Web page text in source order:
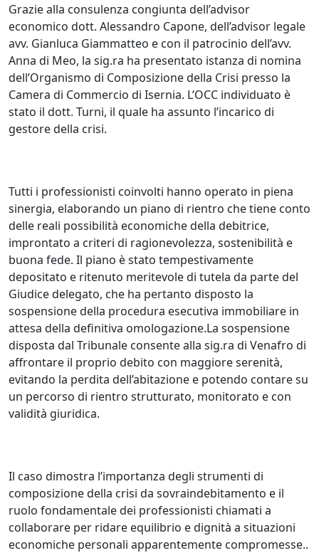
Grazie alla consulenza congiunta dell’advisor
economico dott. Alessandro Capone, dell’advisor legale
avv. Gianluca Giammatteo e con il patrocinio dell’avv.
Anna di Meo, la sig.ra ha presentato istanza di nomina
dell’Organismo di Composizione della Crisi presso la
Camera di Commercio di Isernia. L’OCC individuato è
stato il dott. Turni, il quale ha assunto l’incarico di
gestore della crisi.
Tutti i professionisti coinvolti hanno operato in piena
sinergia, elaborando un piano di rientro che tiene conto
delle reali possibilità economiche della debitrice,
improntato a criteri di ragionevolezza, sostenibilità e
buona fede. Il piano è stato tempestivamente
depositato e ritenuto meritevole di tutela da parte del
Giudice delegato, che ha pertanto disposto la
sospensione della procedura esecutiva immobiliare in
attesa della definitiva omologazione.La sospensione
disposta dal Tribunale consente alla sig.ra di Venafro di
affrontare il proprio debito con maggiore serenità,
evitando la perdita dell’abitazione e potendo contare su
un percorso di rientro strutturato, monitorato e con
validità giuridica.
Il caso dimostra l’importanza degli strumenti di
composizione della crisi da sovraindebitamento e il
ruolo fondamentale dei professionisti chiamati a
collaborare per ridare equilibrio e dignità a situazioni
economiche personali apparentemente compromesse..